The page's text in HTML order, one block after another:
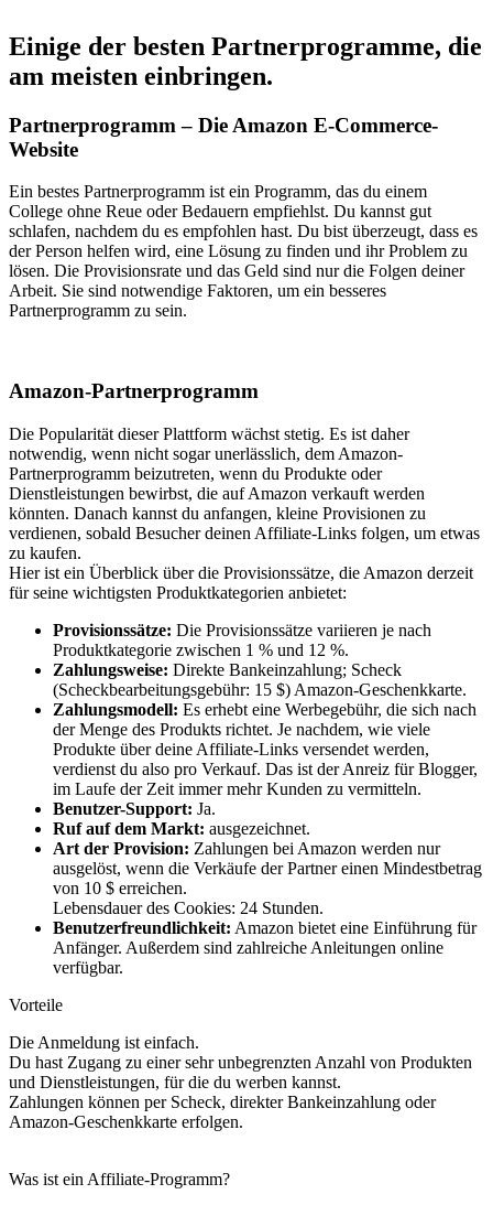
Einige der besten Partnerprogramme, die
am meisten einbringen.
Partnerprogramm – Die Amazon E-Commerce-
Website
Ein bestes Partnerprogramm ist ein Programm, das du einem
College ohne Reue oder Bedauern empfiehlst. Du kannst gut
schlafen, nachdem du es empfohlen hast. Du bist überzeugt, dass es
der Person helfen wird, eine Lösung zu finden und ihr Problem zu
lösen. Die Provisionsrate und das Geld sind nur die Folgen deiner
Arbeit. Sie sind notwendige Faktoren, um ein besseres
Partnerprogramm zu sein.
Amazon-Partnerprogramm
Die Popularität dieser Plattform wächst stetig. Es ist daher
notwendig, wenn nicht sogar unerlässlich, dem Amazon-
Partnerprogramm beizutreten, wenn du Produkte oder
Dienstleistungen bewirbst, die auf Amazon verkauft werden
könnten. Danach kannst du anfangen, kleine Provisionen zu
verdienen, sobald Besucher deinen Affiliate-Links folgen, um etwas
zu kaufen.
Hier ist ein Überblick über die Provisionssätze, die Amazon derzeit
für seine wichtigsten Produktkategorien anbietet:
Provisionssätze: Die Provisionssätze variieren je nach
Produktkategorie zwischen 1 % und 12 %.
Zahlungsweise: Direkte Bankeinzahlung; Scheck
(Scheckbearbeitungsgebühr: 15 $) Amazon-Geschenkkarte.
Zahlungsmodell: Es erhebt eine Werbegebühr, die sich nach
der Menge des Produkts richtet. Je nachdem, wie viele
Produkte über deine Affiliate-Links versendet werden,
verdienst du also pro Verkauf. Das ist der Anreiz für Blogger,
im Laufe der Zeit immer mehr Kunden zu vermitteln.
Benutzer-Support: Ja.
Ruf auf dem Markt: ausgezeichnet.
Art der Provision: Zahlungen bei Amazon werden nur
ausgelöst, wenn die Verkäufe der Partner einen Mindestbetrag
von 10 $ erreichen.
Lebensdauer des Cookies: 24 Stunden.
Benutzerfreundlichkeit: Amazon bietet eine Einführung für
Anfänger. Außerdem sind zahlreiche Anleitungen online
verfügbar.
Vorteile
Die Anmeldung ist einfach.
Du hast Zugang zu einer sehr unbegrenzten Anzahl von Produkten
und Dienstleistungen, für die du werben kannst.
Zahlungen können per Scheck, direkter Bankeinzahlung oder
Amazon-Geschenkkarte erfolgen.
Was ist ein Affiliate-Programm?